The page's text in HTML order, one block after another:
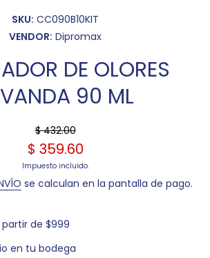
SKU: CC090B10KIT
VENDOR: Dipromax
DE OLORES
90 ML
$ 432.00
$ 359.60
Impuesto incluido.
se calculan en la pantalla de pago.
de $999
en tu bodega